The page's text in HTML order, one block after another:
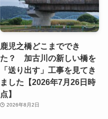
鹿児之橋どこまででき
た？ 加古川の新しい橋を
「送り出す」工事を見てき
ました【2026年7月26日時
点】
2026年8月2日